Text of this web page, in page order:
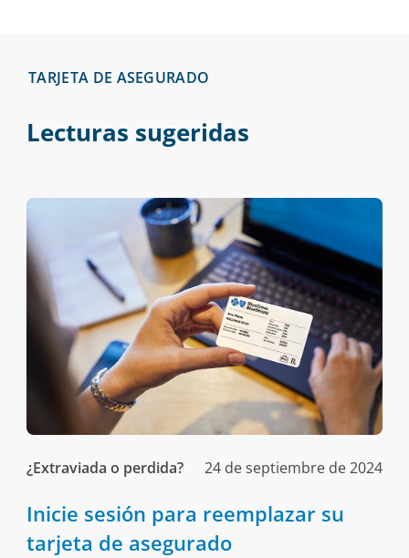
TARJETA DE ASEGURADO
Lecturas sugeridas
¿Extraviada o perdida? 24 de septiembre de 2024
Inicie sesión para reemplazar su
tarjeta de asegurado